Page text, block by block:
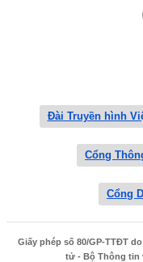
Đài Truyền hình
Cổng
Cổng
Giấy phép số 80/GP-TTĐT
tử - Bộ Thông tin